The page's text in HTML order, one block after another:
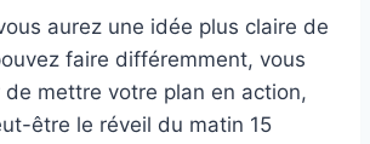
aurez une idée plus claire de
faire différemment, vous
mettre votre plan en action,
être le réveil du matin 15